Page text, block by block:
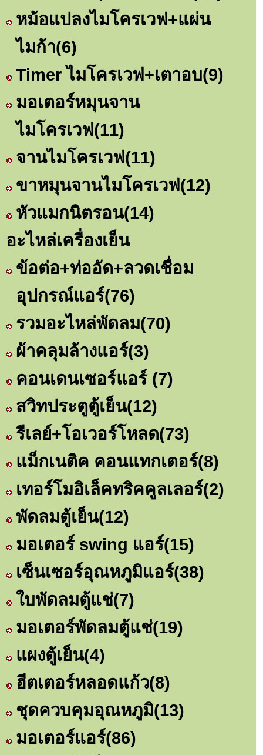
หม้อแปลงไมโครเวฟ+แผ่น
ไมก้า(6)
Timer ไมโครเวฟ+เตาอบ(9)
มอเตอร์หมุนจาน
ไมโครเวฟ(11)
จานไมโครเวฟ(11)
ขาหมุนจานไมโครเวฟ(12)
หัวแมกนิตรอน(14)
อะไหล่เครื่องเย็น
ข้อต่อ+ท่ออัด+ลวดเชื่อม
อุปกรณ์แอร์(76)
รวมอะไหล่พัดลม(70)
ผ้าคลุมล้างแอร์(3)
คอนเดนเซอร์แอร์ (7)
สวิทประตูตู้เย็น(12)
รีเลย์+โอเวอร์โหลด(73)
แม็กเนติค คอนแทกเตอร์(8)
เทอร์โมอิเล็คทริคคูลเลอร์(2)
พัดลมตู้เย็น(12)
มอเตอร์ swing แอร์(15)
เซ็นเซอร์อุณหภูมิแอร์(38)
ใบพัดลมตู้แช่(7)
มอเตอร์พัดลมตู้แช่(19)
แผงตู้เย็น(4)
ฮีตเตอร์หลอดแก้ว(8)
ชุดควบคุมอุณหภูมิ(13)
มอเตอร์แอร์(86)